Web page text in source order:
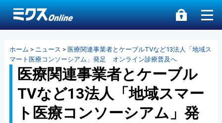
ホーム > ニュース > 医療関連事業者とケーブルTVなど13法人「地域ス
マート医療コンソーシアム」発足 オンライン診療普及へ
医療関連事業者とケーブル
TVなど13法人「地域スマー
ト医療コンソーシアム」発